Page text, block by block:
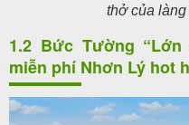
thở của
1.2 Bức Tường
miễn phí Nhơn Lý hot